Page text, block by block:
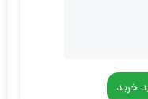
خرید